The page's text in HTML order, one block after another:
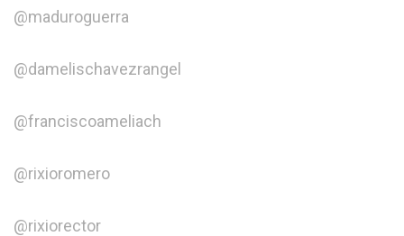
@maduroguerra
@damelischavezrangel
@franciscoameliach
@rixioromero
@rixiorector